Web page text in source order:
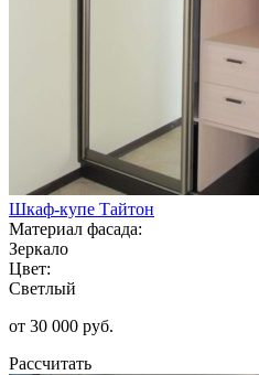
Шкаф-купе Тайтон
Материал фасада:
Зеркало
Цвет:
Светлый
от 30 000 руб.
Рассчитать